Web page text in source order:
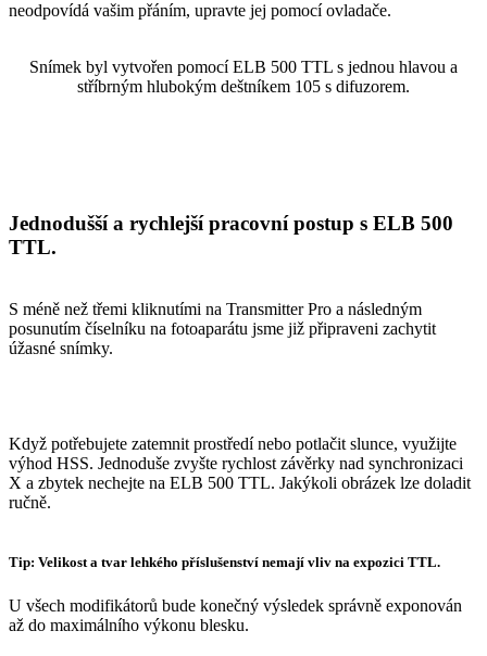
neodpovídá vašim přáním, upravte jej pomocí ovladače.
Snímek byl vytvořen pomocí ELB 500 TTL s jednou hlavou a
stříbrným hlubokým deštníkem 105 s difuzorem.
Jednodušší a rychlejší pracovní postup s ELB 500
TTL.
S méně než třemi kliknutími na Transmitter Pro a následným
posunutím číselníku na fotoaparátu jsme již připraveni zachytit
úžasné snímky.
Když potřebujete zatemnit prostředí nebo potlačit slunce, využijte
výhod HSS. Jednoduše zvyšte rychlost závěrky nad synchronizaci
X a zbytek nechejte na ELB 500 TTL. Jakýkoli obrázek lze doladit
ručně.
Tip: Velikost a tvar lehkého příslušenství nemají vliv na expozici TTL.
U všech modifikátorů bude konečný výsledek správně exponován
až do maximálního výkonu blesku.